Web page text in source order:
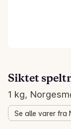
Siktet
1 kg,
Se alle varer fra